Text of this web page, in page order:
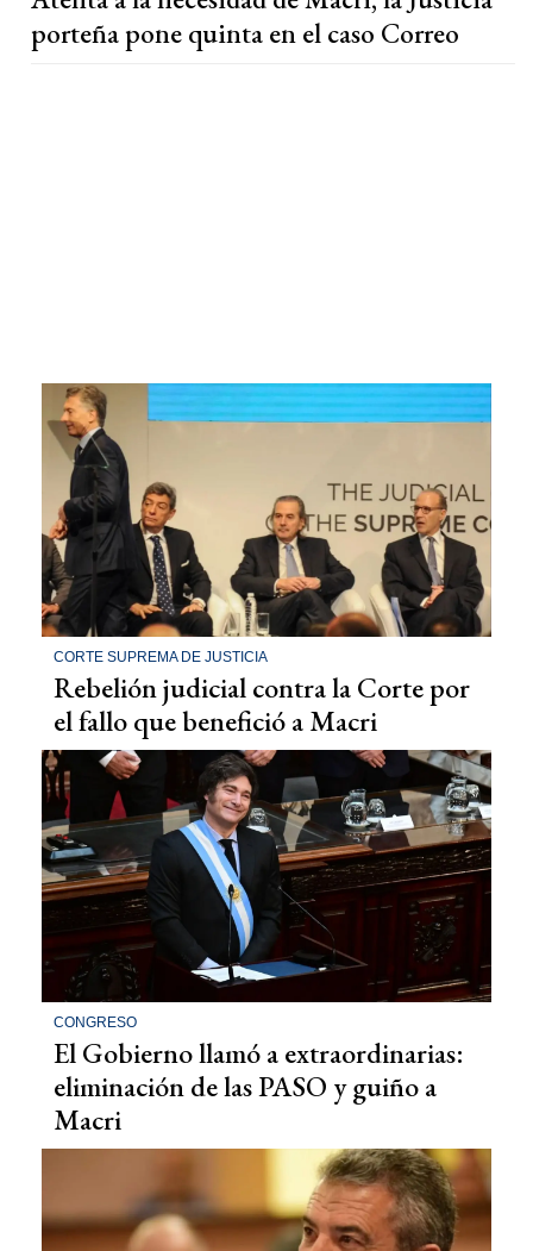
porteña pone quinta en el caso Correo
CORTE SUPREMA DE JUSTICIA
Rebelión judicial contra la Corte por
el fallo que benefició a Macri
CONGRESO
El Gobierno llamó a extraordinarias:
eliminación de las PASO y guiño a
Macri